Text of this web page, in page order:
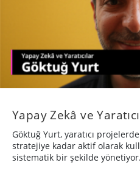
Yapay Zekâ ve
Göktuğ Yurt, yaratıcı
stratejiye kadar aktif olarak
sistematik bir şekilde yönetiyor.